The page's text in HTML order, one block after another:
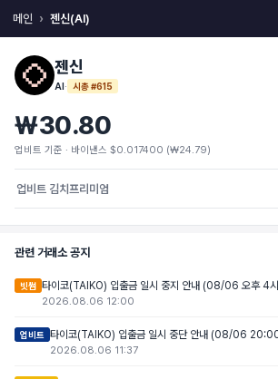
메인 젠신(AI)
젠신
AI· 시총 #615
₩30.80
업비트 기준 · 바이낸스 $0.017400 (₩24.79)
업비트 김치프리미엄
관련 거래소 공지
빗썸 타이코(TAIKO) 입출금 일시 중지 안내 (08/06 오후 4
2026.08.06 12:00
업비트 타이코(TAIKO) 입출금 일시 중단 안내 (08/06
2026.08.06 11:37